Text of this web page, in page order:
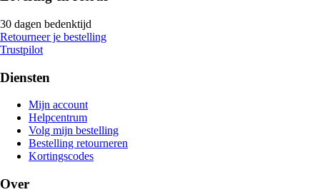
30 dagen bedenktijd
Retourneer je bestelling
Trustpilot
Diensten
Mijn account
Helpcentrum
Volg mijn bestelling
Bestelling retourneren
Kortingscodes
Over